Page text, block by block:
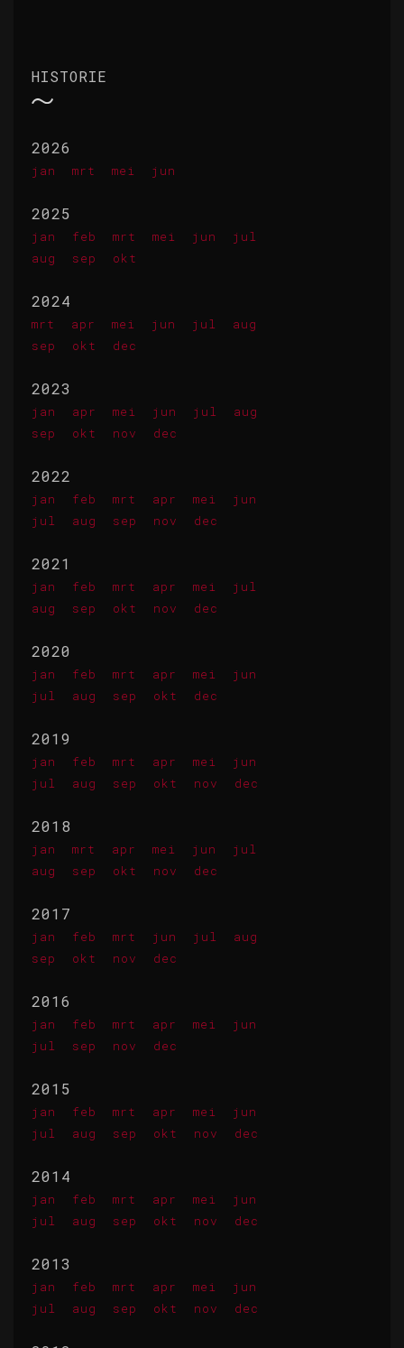
HISTORIE
2026
jan mrt mei jun
2025
jan feb mrt mei jun
jul
aug
sep okt
2024
mrt apr mei jun jul
aug
sep
okt dec
2023
jan apr mei jun jul
aug
sep
okt nov dec
2022
jan feb mrt apr mei
jun
jul
aug sep nov dec
2021
jan feb mrt apr mei
jul
aug
sep okt nov dec
2020
jan feb mrt apr mei
jun
jul
aug sep okt dec
2019
jan feb mrt apr mei
jun
jul
aug sep okt nov dec
2018
jan mrt apr mei jun
jul
aug
sep okt nov dec
2017
jan feb mrt jun jul
aug
sep
okt nov dec
2016
jan feb mrt apr mei
jun
jul
sep nov dec
2015
jan feb mrt apr mei
jun
jul
aug sep okt nov dec
2014
jan feb mrt apr mei
jun
jul
aug sep okt nov dec
2013
jan feb mrt apr mei
jun
jul
aug sep okt nov dec